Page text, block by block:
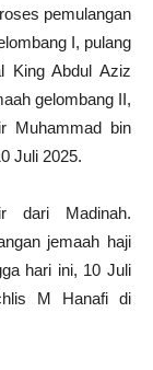
pemulangan
I, pulang
King Abdul Aziz
gelombang II,
Muhammad bin
Juli 2025.
dari Madinah.
jemaah haji
hari ini, 10 Juli
M Hanafi di